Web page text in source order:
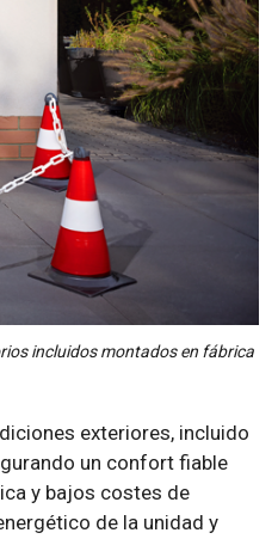
incluidos montados en fábrica
exteriores, incluido
un confort fiable
y bajos costes de
de la unidad y